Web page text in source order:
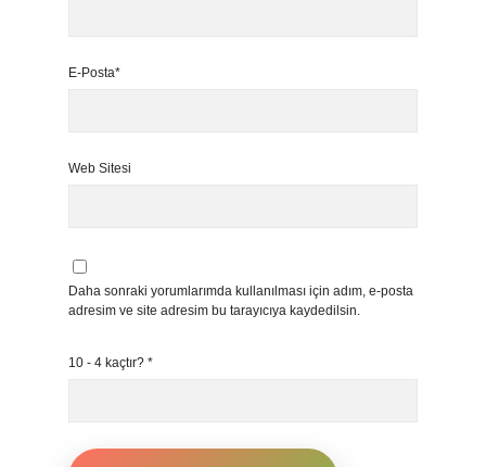
E-Posta*
Web Sitesi
Daha sonraki yorumlarımda kullanılması için adım, e-posta
adresim ve site adresim bu tarayıcıya kaydedilsin.
10 - 4 kaçtır? *